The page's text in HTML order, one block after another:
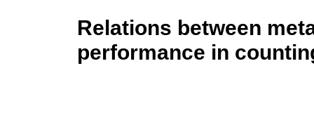
Relations between
performance in